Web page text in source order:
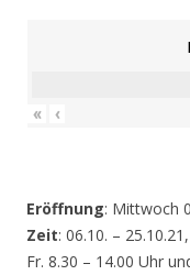
« ‹
Eröffnung: Mittwoch
Zeit: 06.10. –
Fr. 8.30 – 14.00 Uhr